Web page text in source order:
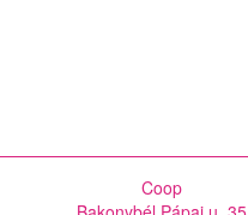
Coop